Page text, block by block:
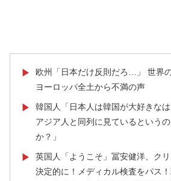
▶
欧州「日本だけ反則だろ…」 世界
ヨーロッパ全土から不満の声
▶
韓国人「日本人は韓国が大好きな
アジア人と同列に見ているという
か？」
▶
英国人「ようこそ」冨安健洋、ク
決定的に！メディカル検査をパス